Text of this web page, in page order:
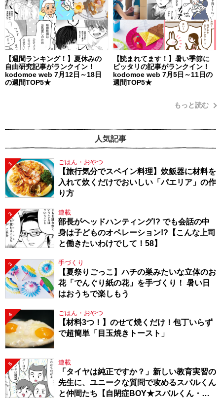
【週間ランキング！】夏休みの
自由研究記事がランクイン！
kodomoe web 7月12日～18日
の週間TOP5★
【読まれてます！】暑い季節に
ピッタリの記事がランクイン！
kodomoe web 7月5日～11日の
週間TOP5★
もっと読む
人気記事
1 ごはん・おやつ
【旅行気分でスペイン料理】炊飯器に材料を
入れて炊くだけでおいしい「パエリア」の作
り方
2 連載
部長がヘッドハンティング!? でも会話の中
身は子どものオペレーション!?【こんな上司
と働きたいわけでして！58】
3 手づくり
【夏祭りごっこ】ハチの巣みたいな立体のお
花「でんぐり紙の花」を手づくり！ 暑い日
はおうちで楽しもう
4 ごはん・おやつ
【材料3つ！】のせて焼くだけ！包丁いらず
で超簡単「目玉焼きトースト」
5 連載
「タイヤは純正ですか？」新しい教育実習の
先生に、ユニークな質問で攻めるスバルくん
と仲間たち【自閉症BOY★スバルくん・